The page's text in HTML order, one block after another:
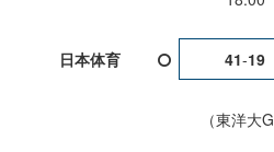
日本体育 41-19
東洋大G